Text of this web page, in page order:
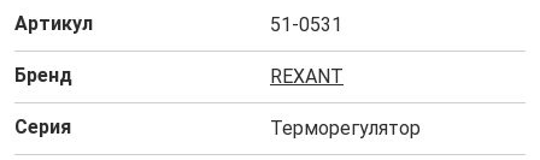
Артикул 51-0531
Бренд REXANT
Серия Терморегулятор